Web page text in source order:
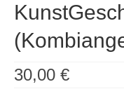
30,00 €